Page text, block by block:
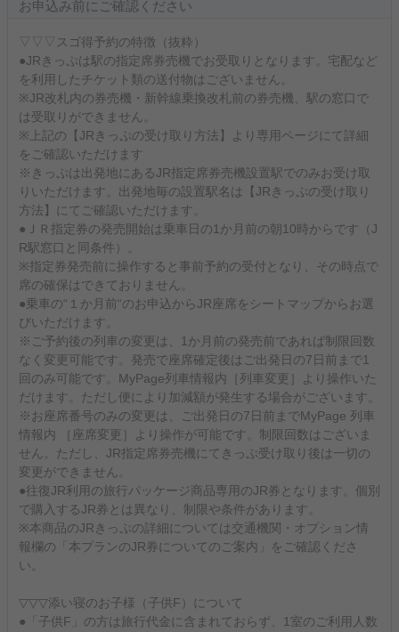
お申込み前にご確認ください
▽▽▽スゴ得予約の特徴（抜粋）
●JRきっぷは駅の指定席券売機でお受取りとなります。宅配など
を利用したチケット類の送付物はございません。
※JR改札内の券売機・新幹線乗換改札前の券売機、駅の窓口で
は受取りができません。
※上記の【JRきっぷの受け取り方法】より専用ページにて詳細
をご確認いただけます
※きっぷは出発地にあるJR指定席券売機設置駅でのみお受け取
りいただけます。出発地毎の設置駅名は【JRきっぷの受け取り
方法】にてご確認いただけます。
●ＪＲ指定券の発売開始は乗車日の1か月前の朝10時からです（J
R駅窓口と同条件）。
※指定券発売前に操作すると事前予約の受付となり、その時点で
席の確保はできておりません。
●乗車の“１か月前“のお申込からJR座席をシートマップからお選
びいただけます。
※ご予約後の列車の変更は、1か月前の発売前であれば制限回数
なく変更可能です。発売で座席確定後はご出発日の7日前まで1
回のみ可能です。MyPage列車情報内［列車変更］より操作いた
だけます。ただし便により加減額が発生する場合がございます。
※お座席番号のみの変更は、ご出発日の7日前までMyPage 列車
情報内 ［座席変更］より操作が可能です。制限回数はございま
せん。ただし、JR指定席券売機にてきっぷ受け取り後は一切の
変更ができません。
●往復JR利用の旅行パッケージ商品専用のJR券となります。個別
で購入するJR券とは異なり、制限や条件があります。
※本商品のJRきっぷの詳細については交通機関・オプション情
報欄の「本プランのJR券についてのご案内」をご確認くださ
い。
▽▽▽添い寝のお子様（子供F）について
●「子供F」の方は旅行代金に含まれておらず、1室のご利用人数